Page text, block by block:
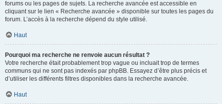
forums ou les pages de sujets. La recherche avancée est accessible en
cliquant sur le lien « Recherche avancée » disponible sur toutes les pages du
forum. L’accès à la recherche dépend du style utilisé.
Haut
Pourquoi ma recherche ne renvoie aucun résultat ?
Votre recherche était probablement trop vague ou incluait trop de termes
communs qui ne sont pas indexés par phpBB. Essayez d’être plus précis et
d’utiliser les différents filtres disponibles dans la recherche avancée.
Haut